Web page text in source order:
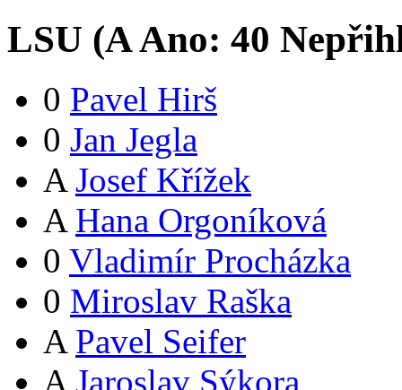
LSU (AAno: 40
0 Pavel Hirš
0 Jan Jegla
A Josef Křížek
A Hana Orgoníková
0 Vladimír Procházka
0 Miroslav Raška
A Pavel Seifer
A Jaroslav Sýkora